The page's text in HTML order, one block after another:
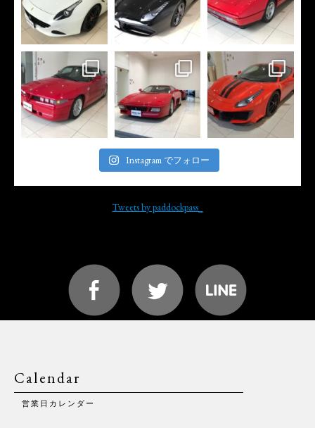
Instagram でフォロー
Tweets by paddockpass_
Calendar
営業日カレンダー